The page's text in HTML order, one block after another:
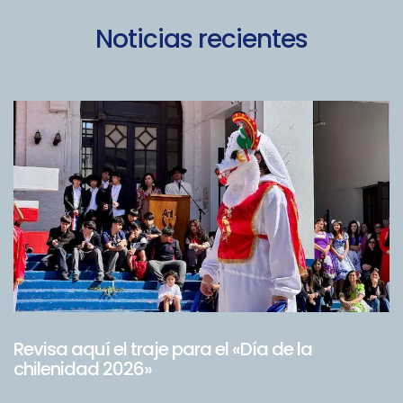
Noticias recientes
Revisa aquí el traje para el «Día de la
chilenidad 2026»